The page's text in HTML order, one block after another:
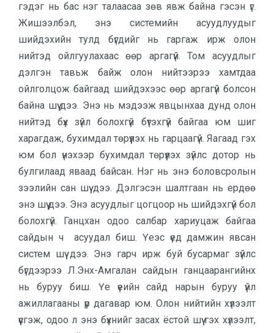
гэдэг нь бас нэг талаасаа зөв явж байна гэсэн үг.
Жишээлбэл, энэ системийн асуудлуудыг
шийдэхийн тулд бүгдийг нь гаргаж ирж олон
нийтэд ойлгуулахаас өөр аргагүй. Том асуудлыг
дэлгэн тавьж байж олон нийтээрээ хамтдаа
ойлголцож байгаад шийдэхээс өөр аргагүй болсон
байна шүү дээ. Энэ нь мэдээж явцынхаа дунд олон
нийтэд бүх зүйл болохгүй бүтэхгүй байгаа юм шиг
харагдаж, бухимдал төрүүлэх нь гарцаагүй. Яагаад гэх
юм бол үнэхээр бухимдал төрүүлэх зүйлс дотор нь
булгилаад яваад байсан. Нэг нь энэ боловсролын
зээлийн сан шүү дээ. Дэлгэсэн шалтгаан нь ердөө
энэ шүү дээ. Энэ асуудлыг цогцоор нь шийдэхгүй бол
болохгүй. Ганцхан одоо салбар хариуцаж байгаа
сайдын ч асуудал биш. Үеэс үед дамжин явсан
систем шүү дээ. Энэ гарч ирж буй бусармаг зүйлс
бүгдээрээ Л.Энх-Амгалан сайдын ганцаарангийнх
нь буруу биш. Үе үеийн сайд нарын буруу үйл
ажиллагааны үр дагавар юм. Олон нийтийн хүлээлт
үүсгэж, одоо л энэ бүхнийг засах ёстой шүү гэх хүлээлт,